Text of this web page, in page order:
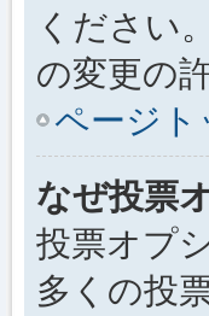
ください
の変更の
ページト
なぜ投票
投票オプ
多くの投